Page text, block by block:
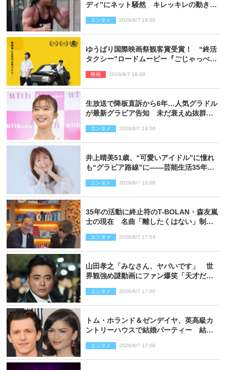
ディ”にネット騒然 キレッキレの動きを
エンタメ 2026/8/7 18:00
ゆうばり国際映画祭観客賞受賞！ “終活
タクシー”ロードムービー『ごじゃっぺタ
映画 2026/8/7 18:00
生放送で降板直訴から6年…人気グラドル
が最新グラビア告知 未だ衰えぬ抜群ス
エンタメ 2026/8/7 18:00
井上晴美51歳、“可愛いアイドル”に憧れ
も“グラビア路線”に――芸能生活35年を
エンタメ 2026/8/7 18:00
35年の活動に終止符のT-BOLAN・森友嵐
士の現在 名曲「離したくはない」制作
エンタメ 2026/8/7 17:54
山田孝之「みなさん、ヤバいです」 世
界観強め謎動画にファン爆笑「天才だ
エンタメ 2026/8/7 17:00
トム・ホランド＆ゼンデイヤ、英高級カ
ントリーハウスで結婚パーティー 結婚
エンタメ 2026/8/7 17:00